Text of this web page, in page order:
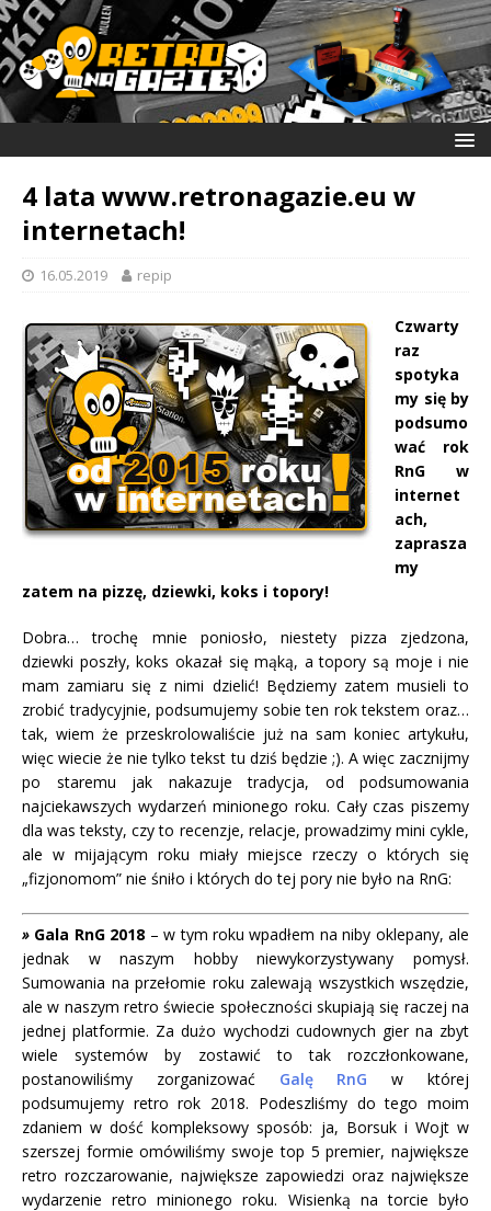
4 lata www.retronagazie.eu w
internetach!
16.05.2019 repip
Czwarty
raz
spotyka
my się by
podsumo
wać rok
RnG w
internet
ach,
zaprasza
my
zatem na pizzę, dziewki, koks i topory!
Dobra… trochę mnie poniosło, niestety pizza zjedzona,
dziewki poszły, koks okazał się mąką, a topory są moje i nie
mam zamiaru się z nimi dzielić! Będziemy zatem musieli to
zrobić tradycyjnie, podsumujemy sobie ten rok tekstem oraz…
tak, wiem że przeskrolowaliście już na sam koniec artykułu,
więc wiecie że nie tylko tekst tu dziś będzie ;). A więc zacznijmy
po staremu jak nakazuje tradycja, od podsumowania
najciekawszych wydarzeń minionego roku. Cały czas piszemy
dla was teksty, czy to recenzje, relacje, prowadzimy mini cykle,
ale w mijającym roku miały miejsce rzeczy o których się
„fizjonomom” nie śniło i których do tej pory nie było na RnG:
» Gala RnG 2018 – w tym roku wpadłem na niby oklepany, ale
jednak w naszym hobby niewykorzystywany pomysł.
Sumowania na przełomie roku zalewają wszystkich wszędzie,
ale w naszym retro świecie społeczności skupiają się raczej na
jednej platformie. Za dużo wychodzi cudownych gier na zbyt
wiele systemów by zostawić to tak rozczłonkowane,
postanowiliśmy zorganizować Galę RnG w której
podsumujemy retro rok 2018. Podeszliśmy do tego moim
zdaniem w dość kompleksowy sposób: ja, Borsuk i Wojt w
szerszej formie omówiliśmy swoje top 5 premier, największe
retro rozczarowanie, największe zapowiedzi oraz największe
wydarzenie retro minionego roku. Wisienką na torcie było